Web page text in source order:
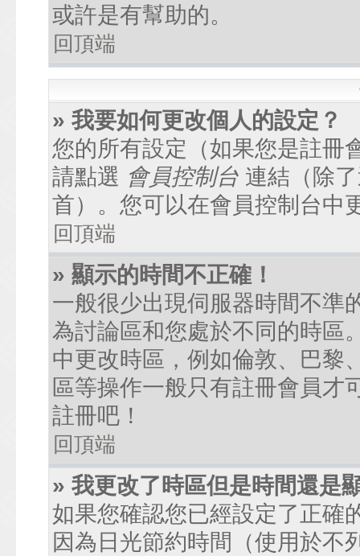
或許是有幫助的。
回頂端
» 我要如何更改個人的設定？
您的所有設定（如果您是註冊
請點選 會員控制台 連結（除
首）。您可以在會員控制台中
回頂端
» 顯示的時間不正確！
一般很少出現伺服器時間不準
為討論區和您處於不同的時區
中更改時區，例如倫敦、巴黎
區等操作一般只有註冊會員才
註冊吧！
回頂端
» 我更改了時區但是時間還是
如果您確認您已經設定了正確
因為日光節約時間（使用於不